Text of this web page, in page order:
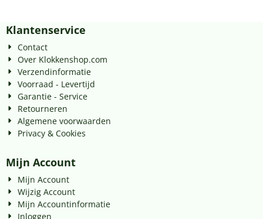
Klantenservice
Contact
Over Klokkenshop.com
Verzendinformatie
Voorraad - Levertijd
Garantie - Service
Retourneren
Algemene voorwaarden
Privacy & Cookies
Mijn Account
Mijn Account
Wijzig Account
Mijn Accountinformatie
Inloggen